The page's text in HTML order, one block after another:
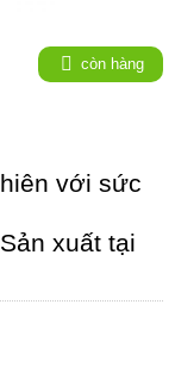
còn hàng
với sức
xuất tại